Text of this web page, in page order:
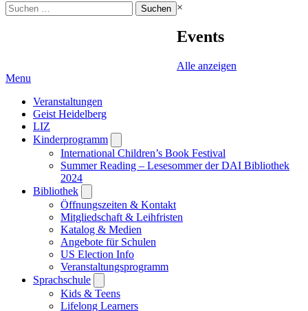
Suchen
nach:
×
Events
Alle anzeigen
Menu
Veranstaltungen
Geist Heidelberg
LIZ
Kinderprogramm
submenu
International Children’s Book Festival
Summer Reading – Lesesommer der DAI Bibliothek
2024
Bibliothek
submenu
Öffnungszeiten & Kontakt
Mitgliedschaft & Leihfristen
Katalog & Medien
Angebote für Schulen
US Election Info
Veranstaltungsprogramm
Sprachschule
submenu
Kids & Teens
Lifelong Learners